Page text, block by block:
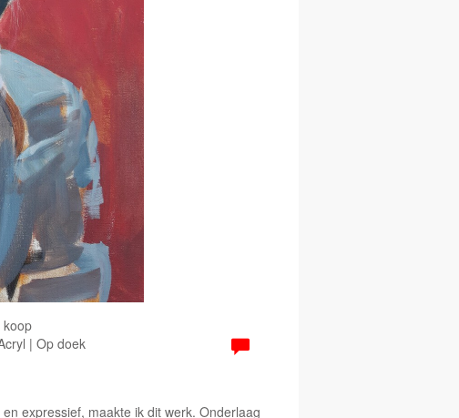
| Op doek
expressief, maakte ik dit werk. Onderlaag